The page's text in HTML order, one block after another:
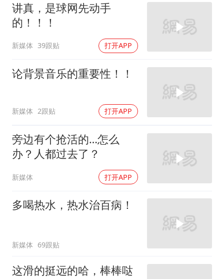
讲真，是球网先动手
的！！！
新媒体 39跟贴 打开APP
论背景音乐的重要性！！
新媒体 2跟贴 打开APP
旁边有个抢活的…怎么
办？人都过去了？
新媒体 打开APP
多喝热水，热水治百病！
新媒体 69跟贴
这滑的挺远的哈，棒棒哒